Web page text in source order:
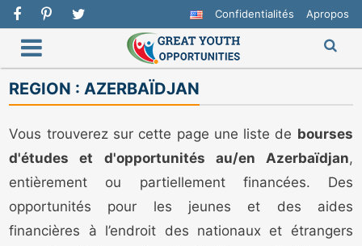
Confidentialités Apropos
REGION :AZERBAÏDJAN
Vous trouverez sur cette page une liste de bourses
d'études et d'opportunités au/en Azerbaïdjan,
entièrement ou partiellement financées. Des
opportunités pour les jeunes et des aides
financières à l’endroit des nationaux et étrangers